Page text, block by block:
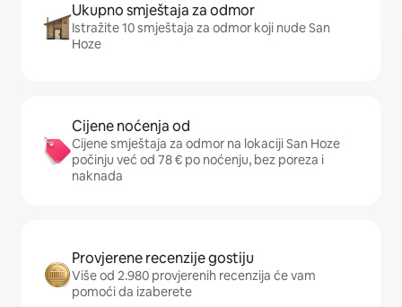
Ukupno smještaja za odmor
Istražite 10 smještaja za odmor koji nude San
Hoze
Cijene noćenja od
Cijene smještaja za odmor na lokaciji San Hoze
počinju već od 78 € po noćenju, bez poreza i
naknada
Provjerene recenzije gostiju
Više od 2.980 provjerenih recenzija će vam
pomoći da izaberete